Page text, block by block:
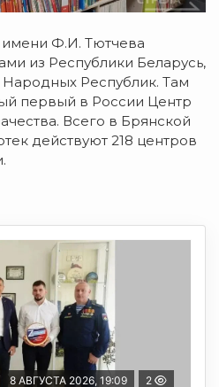
имени Ф.И. Тютчева
из Республики Беларусь,
Республик. Там
первый в России Центр
Всего в Брянской
действуют 218 центров
8 АВГУСТА 2026, 19:09 2